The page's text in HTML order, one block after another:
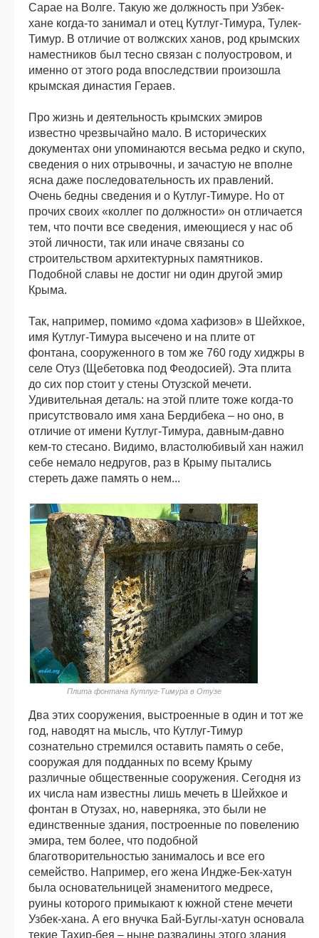
Сарае на Волге. Такую же должность при Узбек-
хане когда-то занимал и отец Кутлуг-Тимура, Тулек-
Тимур. В отличие от волжских ханов, род крымских
наместников был тесно связан с полуостровом, и
именно от этого рода впоследствии произошла
крымская династия Гераев.
Про жизнь и деятельность крымских эмиров
известно чрезвычайно мало. В исторических
документах они упоминаются весьма редко и скупо,
сведения о них отрывочны, и зачастую не вполне
ясна даже последовательность их правлений.
Очень бедны сведения и о Кутлуг-Тимуре. Но от
прочих своих «коллег по должности» он отличается
тем, что почти все сведения, имеющиеся у нас об
этой личности, так или иначе связаны со
строительством архитектурных памятников.
Подобной славы не достиг ни один другой эмир
Крыма.
Так, например, помимо «дома хафизов» в Шейхкое,
имя Кутлуг-Тимура высечено и на плите от
фонтана, сооруженного в том же 760 году хиджры в
селе Отуз (Щебетовка под Феодосией). Эта плита
до сих пор стоит у стены Отузской мечети.
Удивительная деталь: на этой плите тоже когда-то
присутствовало имя хана Бердибека – но оно, в
отличие от имени Кутлуг-Тимура, давным-давно
кем-то стесано. Видимо, властолюбивый хан нажил
себе немало недругов, раз в Крыму пытались
стереть даже память о нем...
Плита фонтана Кутлуг-Тимура в Отузе
Два этих сооружения, выстроенные в один и тот же
год, наводят на мысль, что Кутлуг-Тимур
сознательно стремился оставить память о себе,
сооружая для подданных по всему Крыму
различные общественные сооружения. Сегодня из
их числа нам известны лишь мечеть в Шейхкое и
фонтан в Отузах, но, наверняка, это были не
единственные здания, построенные по повелению
эмира, тем более, что подобной
благотворительностью занималось и все его
семейство. Например, его жена Индже-Бек-хатун
была основательницей знаменитого медресе,
руины которого примыкают к южной стене мечети
Узбек-хана. А его внучка Бай-Буглы-хатун основала
текие Тахир-бея – ныне развалины этого здания